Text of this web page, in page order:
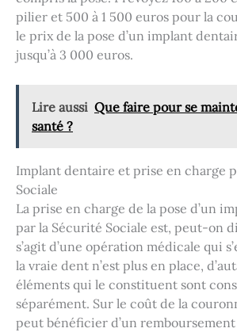
pilier et 500 à 1 500 euros pour la
le prix de la pose d’un implant
jusqu’à 3 000 euros.
Lire aussi Que faire pour se
santé ?
Implant dentaire et prise en charge
Sociale
La prise en charge de la pose d’un
par la Sécurité Sociale est, peut-on
s’agit d’une opération médicale qui
la vraie dent n’est plus en place,
éléments qui le constituent sont
séparément. Sur le coût de la
peut bénéficier d’un remboursement